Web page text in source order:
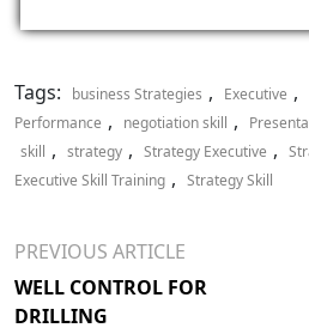
Tags: business Strategies , Executive ,
Performance , negotiation skill ,
skill , strategy , Strategy Executive ,
Executive Skill Training , Strategy Skill
PREVIOUS ARTICLE
WELL CONTROL FOR
DRILLING